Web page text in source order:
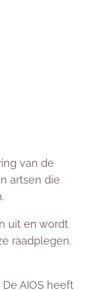
van de
artsen die
uit en wordt
raadplegen.
AIOS heeft